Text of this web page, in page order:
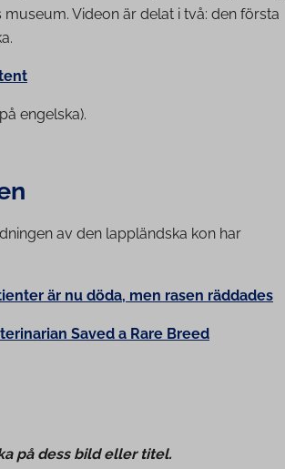
Videon är delat i två: den första
engelska).
av den lappländska kon har
är nu döda, men rasen räddades
Saved a Rare Breed
på dess bild eller titel.